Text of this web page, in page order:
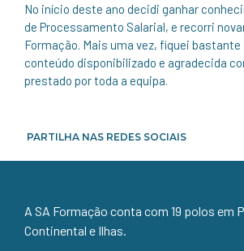
No início deste ano decidi ganhar
de Processamento Salarial, e recorri
Formação. Mais uma vez, fiquei
conteúdo disponibilizado e agradecida
prestado por toda a equipa.
PARTILHA NAS REDES SOCIAIS
A SA Formação conta com 19 polos em
Continental e Ilhas.